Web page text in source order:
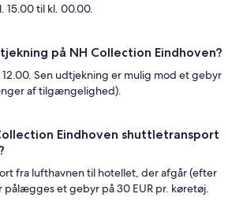
15.00 til kl. 00.00.
på NH Collection Eindhoven?
Sen udtjekning er mulig mod et gebyr
af tilgængelighed).
Eindhoven shuttletransport
fra lufthavnen til hotellet, der afgår (efter
pålægges et gebyr på 30 EUR pr. køretøj.